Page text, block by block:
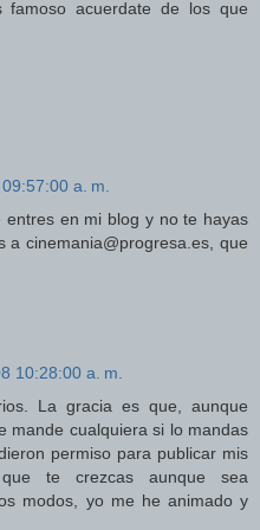
famoso acuerdate de los que
a. m.
entres en mi blog y no te hayas
a cinemania@progresa.es, que
10:28:00 a. m.
La gracia es que, aunque
mande cualquiera si lo mandas
permiso para publicar mis
te crezcas aunque sea
modos, yo me he animado y